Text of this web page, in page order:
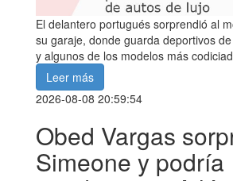
El delantero portugués sorprendió al
su garaje, donde guarda deportivos
y algunos de los modelos más
Leer más
2026-08-08 20:59:54
Obed Vargas
Simeone y podría